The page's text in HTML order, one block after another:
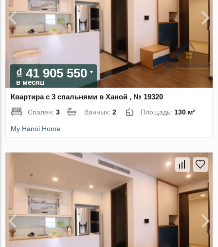
₫ 41 905 550
в месяц
Квартира с 3 спальнями в Ханой , № 19320
Спален:3 Ванных:2 Площадь: 130 м²
My Hanoi Home